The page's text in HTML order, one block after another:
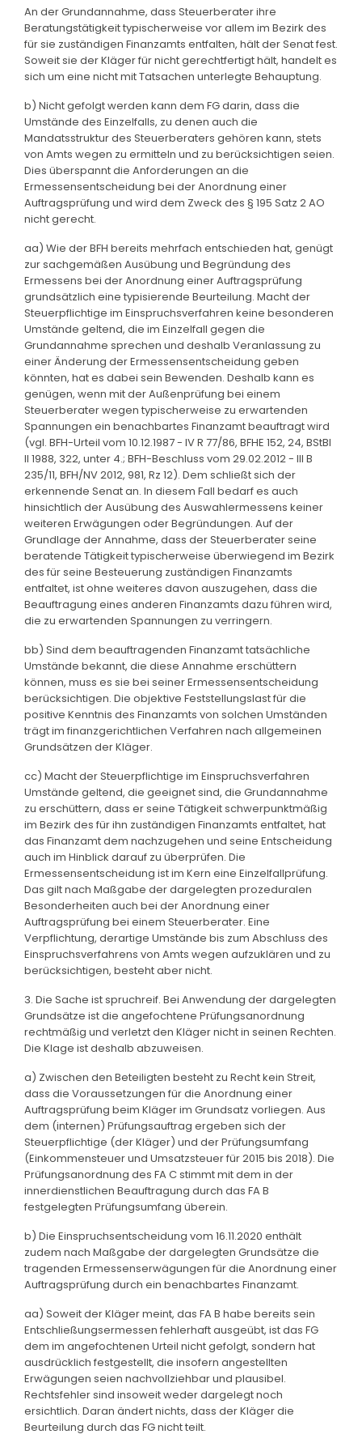
An der Grundannahme, dass Steuerberater ihre
Beratungstätigkeit typischerweise vor allem im Bezirk des
für sie zuständigen Finanzamts entfalten, hält der Senat fest.
Soweit sie der Kläger für nicht gerechtfertigt hält, handelt es
sich um eine nicht mit Tatsachen unterlegte Behauptung.
b) Nicht gefolgt werden kann dem FG darin, dass die
Umstände des Einzelfalls, zu denen auch die
Mandatsstruktur des Steuerberaters gehören kann, stets
von Amts wegen zu ermitteln und zu berücksichtigen seien.
Dies überspannt die Anforderungen an die
Ermessensentscheidung bei der Anordnung einer
Auftragsprüfung und wird dem Zweck des § 195 Satz 2 AO
nicht gerecht.
aa) Wie der BFH bereits mehrfach entschieden hat, genügt
zur sachgemäßen Ausübung und Begründung des
Ermessens bei der Anordnung einer Auftragsprüfung
grundsätzlich eine typisierende Beurteilung. Macht der
Steuerpflichtige im Einspruchsverfahren keine besonderen
Umstände geltend, die im Einzelfall gegen die
Grundannahme sprechen und deshalb Veranlassung zu
einer Änderung der Ermessensentscheidung geben
könnten, hat es dabei sein Bewenden. Deshalb kann es
genügen, wenn mit der Außenprüfung bei einem
Steuerberater wegen typischerweise zu erwartenden
Spannungen ein benachbartes Finanzamt beauftragt wird
(vgl. BFH-Urteil vom 10.12.1987 - IV R 77/86, BFHE 152, 24, BStBl
II 1988, 322, unter 4.; BFH-Beschluss vom 29.02.2012 - III B
235/11, BFH/NV 2012, 981, Rz 12). Dem schließt sich der
erkennende Senat an. In diesem Fall bedarf es auch
hinsichtlich der Ausübung des Auswahlermessens keiner
weiteren Erwägungen oder Begründungen. Auf der
Grundlage der Annahme, dass der Steuerberater seine
beratende Tätigkeit typischerweise überwiegend im Bezirk
des für seine Besteuerung zuständigen Finanzamts
entfaltet, ist ohne weiteres davon auszugehen, dass die
Beauftragung eines anderen Finanzamts dazu führen wird,
die zu erwartenden Spannungen zu verringern.
bb) Sind dem beauftragenden Finanzamt tatsächliche
Umstände bekannt, die diese Annahme erschüttern
können, muss es sie bei seiner Ermessensentscheidung
berücksichtigen. Die objektive Feststellungslast für die
positive Kenntnis des Finanzamts von solchen Umständen
trägt im finanzgerichtlichen Verfahren nach allgemeinen
Grundsätzen der Kläger.
cc) Macht der Steuerpflichtige im Einspruchsverfahren
Umstände geltend, die geeignet sind, die Grundannahme
zu erschüttern, dass er seine Tätigkeit schwerpunktmäßig
im Bezirk des für ihn zuständigen Finanzamts entfaltet, hat
das Finanzamt dem nachzugehen und seine Entscheidung
auch im Hinblick darauf zu überprüfen. Die
Ermessensentscheidung ist im Kern eine Einzelfallprüfung.
Das gilt nach Maßgabe der dargelegten prozeduralen
Besonderheiten auch bei der Anordnung einer
Auftragsprüfung bei einem Steuerberater. Eine
Verpflichtung, derartige Umstände bis zum Abschluss des
Einspruchsverfahrens von Amts wegen aufzuklären und zu
berücksichtigen, besteht aber nicht.
3. Die Sache ist spruchreif. Bei Anwendung der dargelegten
Grundsätze ist die angefochtene Prüfungsanordnung
rechtmäßig und verletzt den Kläger nicht in seinen Rechten.
Die Klage ist deshalb abzuweisen.
a) Zwischen den Beteiligten besteht zu Recht kein Streit,
dass die Voraussetzungen für die Anordnung einer
Auftragsprüfung beim Kläger im Grundsatz vorliegen. Aus
dem (internen) Prüfungsauftrag ergeben sich der
Steuerpflichtige (der Kläger) und der Prüfungsumfang
(Einkommensteuer und Umsatzsteuer für 2015 bis 2018). Die
Prüfungsanordnung des FA C stimmt mit dem in der
innerdienstlichen Beauftragung durch das FA B
festgelegten Prüfungsumfang überein.
b) Die Einspruchsentscheidung vom 16.11.2020 enthält
zudem nach Maßgabe der dargelegten Grundsätze die
tragenden Ermessenserwägungen für die Anordnung einer
Auftragsprüfung durch ein benachbartes Finanzamt.
aa) Soweit der Kläger meint, das FA B habe bereits sein
Entschließungsermessen fehlerhaft ausgeübt, ist das FG
dem im angefochtenen Urteil nicht gefolgt, sondern hat
ausdrücklich festgestellt, die insofern angestellten
Erwägungen seien nachvollziehbar und plausibel.
Rechtsfehler sind insoweit weder dargelegt noch
ersichtlich. Daran ändert nichts, dass der Kläger die
Beurteilung durch das FG nicht teilt.